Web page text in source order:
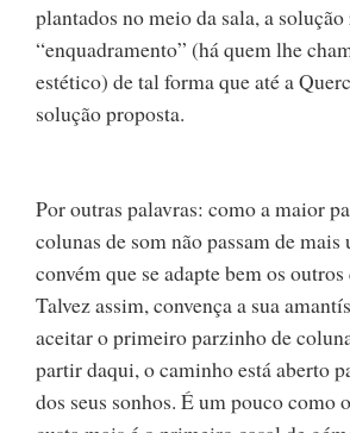
plantados no meio da sala, a
“enquadramento” (há quem lhe
estético) de tal forma que até a
solução proposta.
Por outras palavras: como a maior
colunas de som não passam de mais
convém que se adapte bem os
Talvez assim, convença a sua
aceitar o primeiro parzinho de
partir daqui, o caminho está aberto
dos seus sonhos. É um pouco como